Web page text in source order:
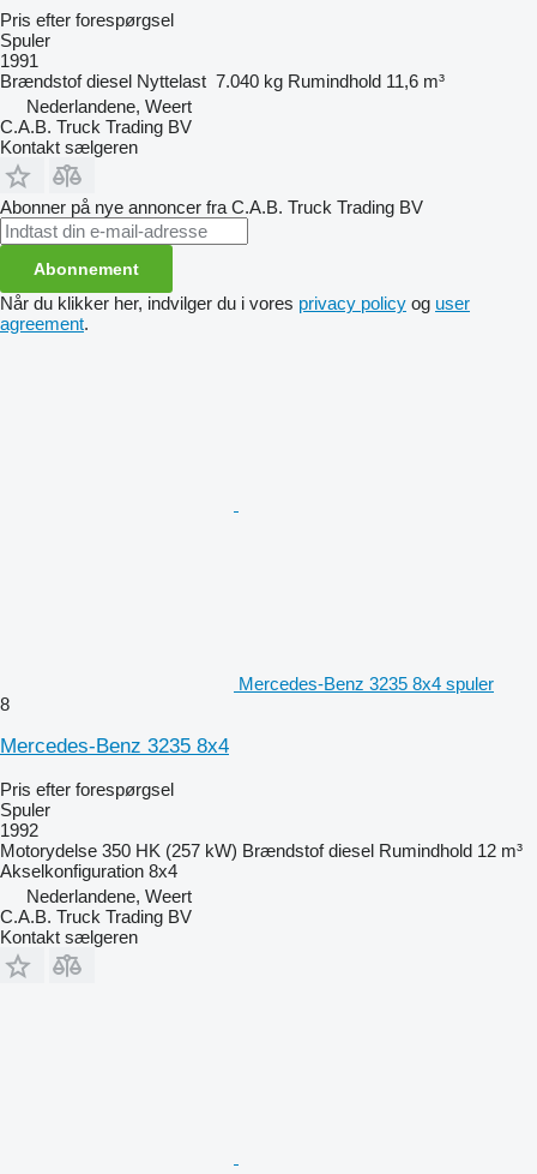
Pris efter forespørgsel
Spuler
1991
Brændstof diesel Nyttelast 7.040 kg Rumindhold 11,6 m³
Nederlandene, Weert
C.A.B. Truck Trading BV
Kontakt sælgeren
Abonner på nye annoncer fra C.A.B. Truck Trading BV
Abonnement
Når du klikker her, indvilger du i vores privacy policy og user
agreement.
Mercedes-Benz 3235 8x4 spuler
8
Mercedes-Benz 3235 8x4
Pris efter forespørgsel
Spuler
1992
Motorydelse 350 HK (257 kW) Brændstof diesel Rumindhold 12 m³
Akselkonfiguration 8x4
Nederlandene, Weert
C.A.B. Truck Trading BV
Kontakt sælgeren